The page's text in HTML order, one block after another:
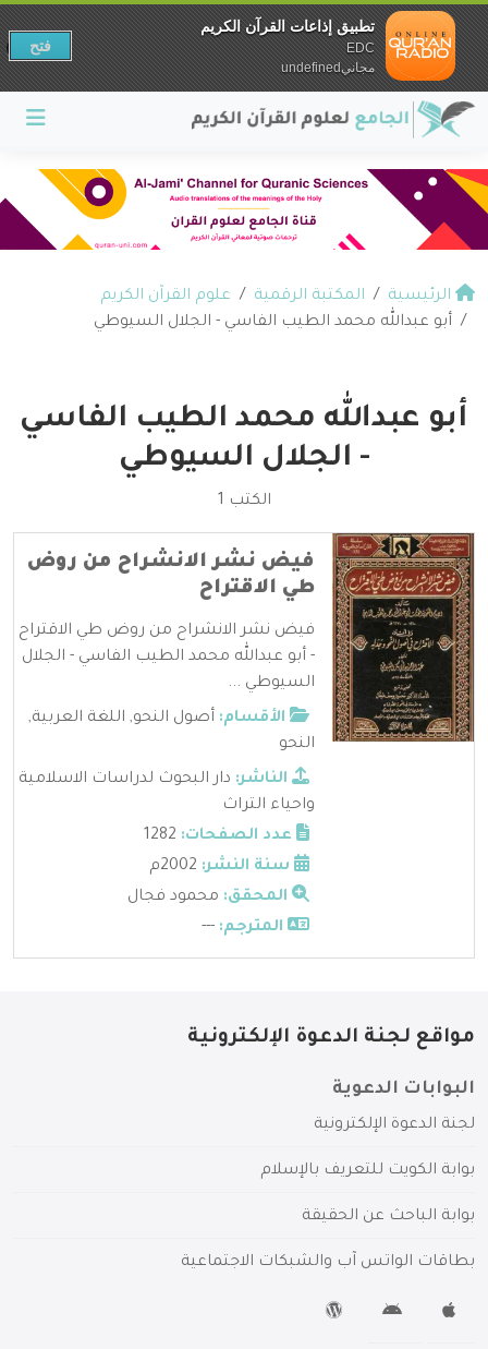
الرئيسية المكتبة الرقمية
علوم القرآن الكريم
أبو عبدالله محمد الطيب الفاسي - الجلال السيوطي
أبو عبدالله محمد الطيب الفاسي
- الجلال السيوطي
الكتب 1
فيض نشر الانشراح من روض
طي الاقتراح
فيض نشر الانشراح من روض طي الاقتراح
- أبو عبدالله محمد الطيب الفاسي - الجلال
السيوطي ...
الأقسام: أصول النحو, اللغة العربية,
النحو
الناشر: دار البحوث لدراسات الاسلامية
واحياء التراث
عدد الصفحات:
سنة النشر:
المحقق: محمود فجال
المترجم: ---
مواقع لجنة الدعوة الإلكترونية
البوابات الدعوية
لجنة الدعوة الإلكترونية
بوابة الكويت للتعريف بالإسلام
بوابة الباحث عن الحقيقة
بطاقات الواتس آب والشبكات الاجتماعية
تطبيق إذاعات القرآن الكريم
EDC
مجانيundefined
فتح